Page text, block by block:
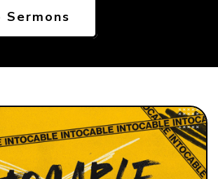
Sermons